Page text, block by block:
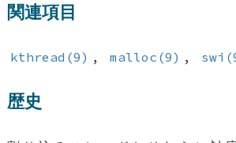
関連項目
kthread(9) , malloc(9) ,
歴史